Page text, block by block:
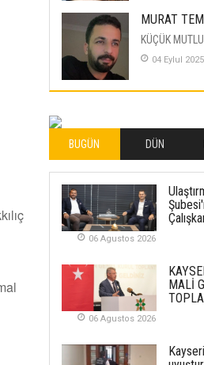
MURAT
KÜÇÜK
04 Eylul 2025
26 Subat
METİN
YENİ HİCRİ
21 Haziran
SEMRA
KENDİNE
30 Temmuz
Merve Şimşek
İlgi
BUGÜN DÜN
06 Agustos 2026
MALİ
06 Agustos 2026